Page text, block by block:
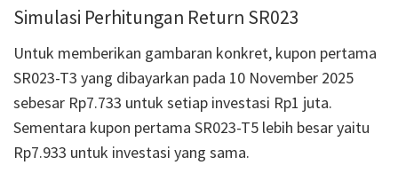
Simulasi Perhitungan Return SR023
Untuk memberikan gambaran konkret, kupon pertama
SR023-T3 yang dibayarkan pada 10 November 2025
sebesar Rp7.733 untuk setiap investasi Rp1 juta.
Sementara kupon pertama SR023-T5 lebih besar yaitu
Rp7.933 untuk investasi yang sama.